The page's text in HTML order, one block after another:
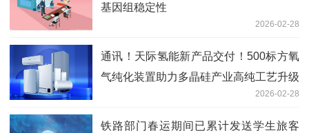
基因组稳定性
2026-02-28
通讯！天际氢能新产品交付！500标方氧
气纯化装置助力多晶硅产业高纯工艺升级
2026-02-28
铁路部门春运期间已累计发送学生旅客